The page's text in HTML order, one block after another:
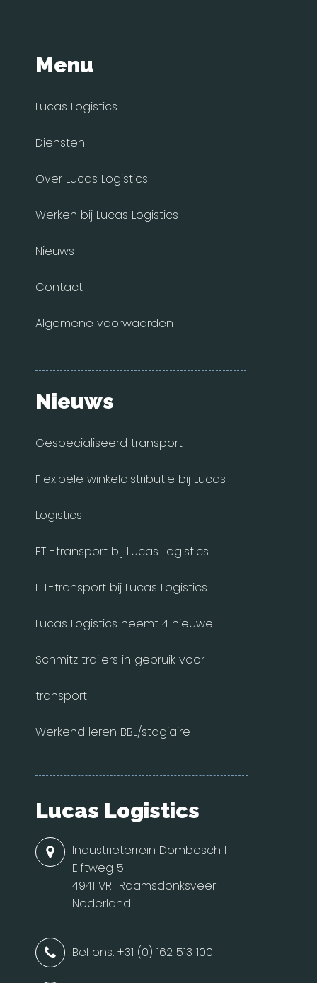
Menu
Lucas Logistics
Diensten
Over Lucas Logistics
Werken bij Lucas Logistics
Nieuws
Contact
Algemene voorwaarden
Nieuws
Gespecialiseerd transport
Flexibele winkeldistributie bij Lucas
Logistics
FTL-transport bij Lucas Logistics
LTL-transport bij Lucas Logistics
Lucas Logistics neemt 4 nieuwe
Schmitz trailers in gebruik voor
transport
Werkend leren BBL/stagiaire
Lucas Logistics
Industrieterrein Dombosch I
Elftweg 5
4941 VR Raamsdonksveer
Nederland
Bel ons: +31 (0) 162 513 100